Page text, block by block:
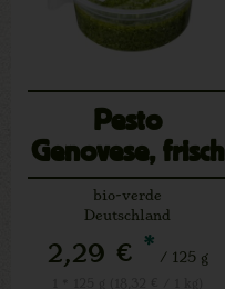
Pesto
Genovese, frisch
Prepack
bio-verde
Deutschland
2,29 € * / 125 g